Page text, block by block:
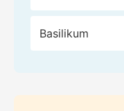
Basilikum